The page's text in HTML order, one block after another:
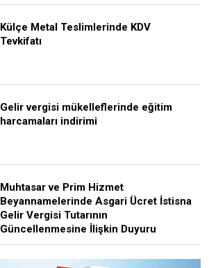
Külçe Metal Teslimlerinde KDV
Tevkifatı
Gelir vergisi mükelleflerinde eğitim
harcamaları indirimi
Muhtasar ve Prim Hizmet
Beyannamelerinde Asgari Ücret İstisna
Gelir Vergisi Tutarının
Güncellenmesine İlişkin Duyuru